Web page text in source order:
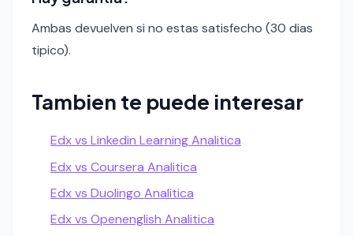
Ambas devuelven si no estas satisfecho (30 dias
tipico).
Tambien te puede interesar
Edx vs Linkedin Learning Analitica
Edx vs Coursera Analitica
Edx vs Duolingo Analitica
Edx vs Openenglish Analitica